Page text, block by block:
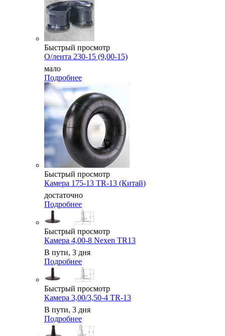
Быстрый просмотр
О/лента 230-15 (9,00-15)
мало
Подробнее
Быстрый просмотр
Камера 175-13 TR-13 (Китай)
достаточно
Подробнее
Быстрый просмотр
Камера 4,00-8 Nexen TR13
В пути, 3 дня
Подробнее
Быстрый просмотр
Камера 3,00/3,50-4 TR-13
В пути, 3 дня
Подробнее